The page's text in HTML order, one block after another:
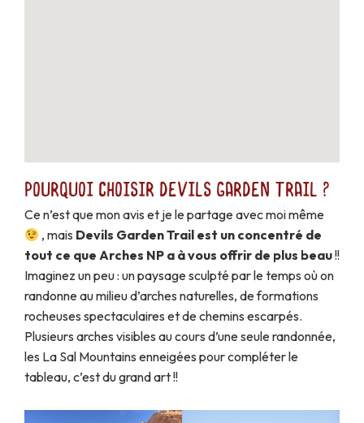
Pourquoi choisir Devils Garden trail ?
Ce n’est que mon avis et je le partage avec moi même
, mais Devils Garden Trail est un concentré de
tout ce que Arches NP a à vous offrir de plus beau!!
Imaginez un peu : un paysage sculpté par le temps où on
randonne au milieu d’arches naturelles, de formations
rocheuses spectaculaires et de chemins escarpés.
Plusieurs arches visibles au cours d’une seule randonnée,
les La Sal Mountains enneigées pour compléter le
tableau, c’est du grand art !!